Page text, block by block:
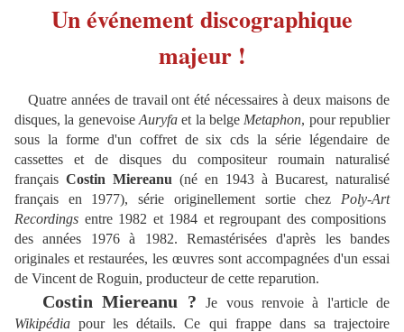
Un événement discographique
majeur !
Quatre années de travail ont été nécessaires à deux maisons de
disques, la genevoise Auryfa et la belge Metaphon, pour republier
sous la forme d'un coffret de six cds la série légendaire de
cassettes et de disques du compositeur roumain naturalisé
français Costin Miereanu (né en 1943 à Bucarest, naturalisé
français en 1977), série originellement sortie chez Poly-Art
Recordings entre 1982 et 1984 et regroupant des compositions
des années 1976 à 1982. Remastérisées d'après les bandes
originales et restaurées, les œuvres sont accompagnées d'un essai
de Vincent de Roguin, producteur de cette reparution.
Costin Miereanu ?Je vous renvoie à l'article de
Wikipédiapour les détails. Ce qui frappe dans sa trajectoire